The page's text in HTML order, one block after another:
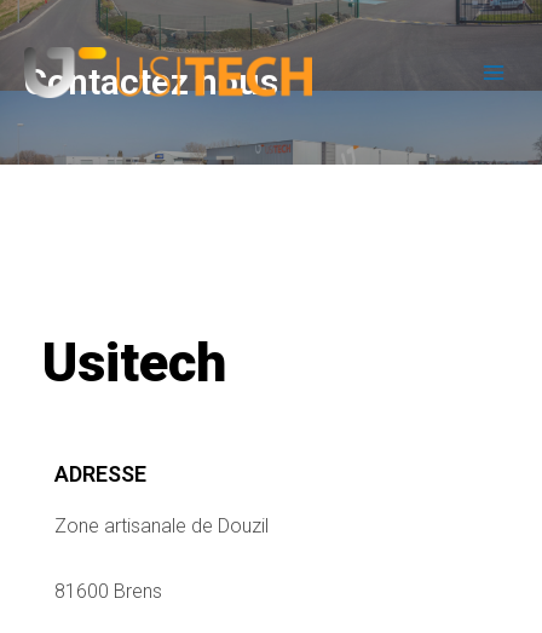
Contactez nous
Usitech
ADRESSE
Zone artisanale de Douzil
81600 Brens